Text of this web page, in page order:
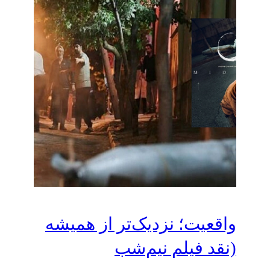
واقعیت؛ نزدیک‌تر از همیشه
(نقد فیلم نیم‌شب